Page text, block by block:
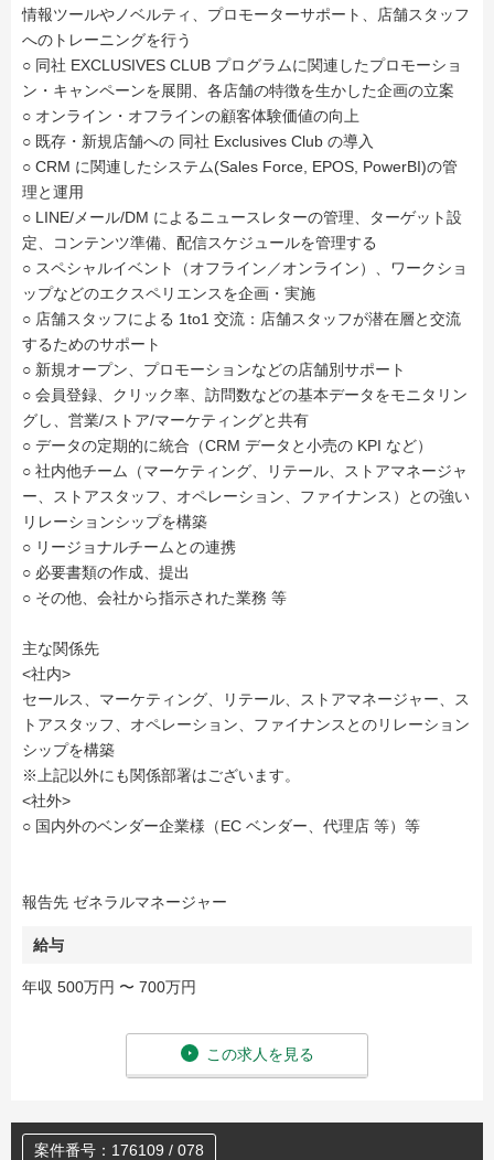
情報ツールやノベルティ、プロモーターサポート、店舗スタッフ
へのトレーニングを行う
○ 同社 EXCLUSIVES CLUB プログラムに関連したプロモーショ
ン・キャンペーンを展開、各店舗の特徴を生かした企画の立案
○ オンライン・オフラインの顧客体験価値の向上
○ 既存・新規店舗への 同社 Exclusives Club の導入
○ CRM に関連したシステム(Sales Force, EPOS, PowerBI)の管
理と運用
○ LINE/メール/DM によるニュースレターの管理、ターゲット設
定、コンテンツ準備、配信スケジュールを管理する
○ スペシャルイベント（オフライン／オンライン）、ワークショ
ップなどのエクスペリエンスを企画・実施
○ 店舗スタッフによる 1to1 交流：店舗スタッフが潜在層と交流
するためのサポート
○ 新規オープン、プロモーションなどの店舗別サポート
○ 会員登録、クリック率、訪問数などの基本データをモニタリン
グし、営業/ストア/マーケティングと共有
○ データの定期的に統合（CRM データと小売の KPI など）
○ 社内他チーム（マーケティング、リテール、ストアマネージャ
ー、ストアスタッフ、オペレーション、ファイナンス）との強い
リレーションシップを構築
○ リージョナルチームとの連携
○ 必要書類の作成、提出
○ その他、会社から指示された業務 等
主な関係先
<社内>
セールス、マーケティング、リテール、ストアマネージャー、ス
トアスタッフ、オペレーション、ファイナンスとのリレーション
シップを構築
※上記以外にも関係部署はございます。
<社外>
○ 国内外のベンダー企業様（EC ベンダー、代理店 等）等
報告先 ゼネラルマネージャー
給与
年収 500万円 〜 700万円
この求人を見る
案件番号：176109 / 078